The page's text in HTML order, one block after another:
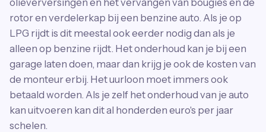
olieverversingen en het vervangen van bougies en de
rotor en verdelerkap bij een benzine auto. Als je op
LPG rijdt is dit meestal ook eerder nodig dan als je
alleen op benzine rijdt. Het onderhoud kan je bij een
garage laten doen, maar dan krijg je ook de kosten van
de monteur erbij. Het uurloon moet immers ook
betaald worden. Als je zelf het onderhoud van je auto
kan uitvoeren kan dit al honderden euro's per jaar
schelen.